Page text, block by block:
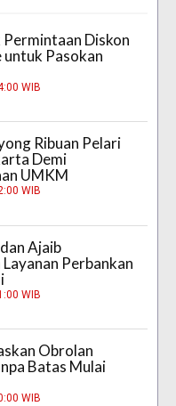
Diskon
untuk Pasokan
WIB
Ribuan Pelari
Demi
UMKM
WIB
Ajaib
Perbankan
WIB
Obrolan
Batas Mulai
WIB